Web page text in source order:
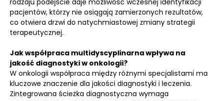
rodzaju podejście daje możliwość wczesnej identyfikacji
pacjentów, którzy nie osiągają zamierzonych rezultatów,
co otwiera drzwi do natychmiastowej zmiany strategii
terapeutycznej.
Jak współpraca multidyscyplinarna wpływa na
jakość diagnostyki w onkologii?
W onkologii współpraca między różnymi specjalistami ma
kluczowe znaczenie dla jakości diagnostyki i leczenia.
Zintegrowana ścieżka diagnostyczna wymaga